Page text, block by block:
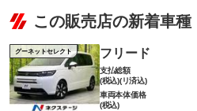
この販売店の新着車種
グーネットセレクト フリード
支払総額
(税込)(リ済込)
車両本体価格
(税込)